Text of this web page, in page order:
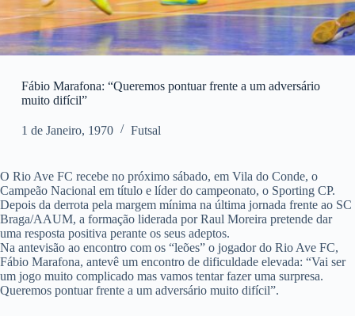
Fábio Marafona: “Queremos pontuar frente a um adversário
muito difícil”
1 de Janeiro, 1970 Futsal
O Rio Ave FC recebe no próximo sábado, em Vila do Conde, o
Campeão Nacional em título e líder do campeonato, o Sporting CP.
Depois da derrota pela margem mínima na última jornada frente ao SC
Braga/AAUM, a formação liderada por Raul Moreira pretende dar
uma resposta positiva perante os seus adeptos.
Na antevisão ao encontro com os “leões” o jogador do Rio Ave FC,
Fábio Marafona, antevê um encontro de dificuldade elevada: “Vai ser
um jogo muito complicado mas vamos tentar fazer uma surpresa.
Queremos pontuar frente a um adversário muito difícil”.